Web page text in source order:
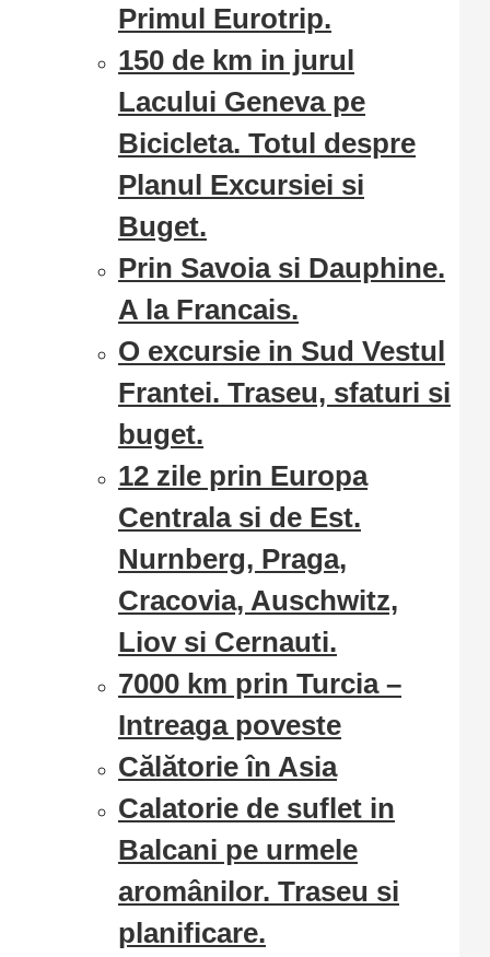
Primul Eurotrip.
150 de km in jurul
Lacului Geneva pe
Bicicleta. Totul despre
Planul Excursiei si
Buget.
Prin Savoia si Dauphine.
A la Francais.
O excursie in Sud Vestul
Frantei. Traseu, sfaturi si
buget.
12 zile prin Europa
Centrala si de Est.
Nurnberg, Praga,
Cracovia, Auschwitz,
Liov si Cernauti.
7000 km prin Turcia –
Intreaga poveste
Călătorie în Asia
Calatorie de suflet in
Balcani pe urmele
aromânilor. Traseu si
planificare.